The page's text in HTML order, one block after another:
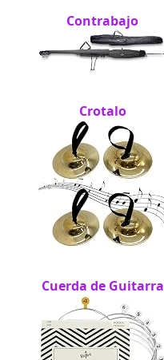
Contrabajo
Crotalo
Cuerda de Guitarra